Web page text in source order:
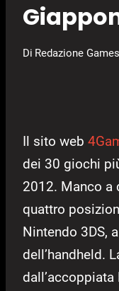
Di Redazione
Il sito web
dei 30 giochi
2012. Manco a
quattro
Nintendo 3DS,
dell’handheld.